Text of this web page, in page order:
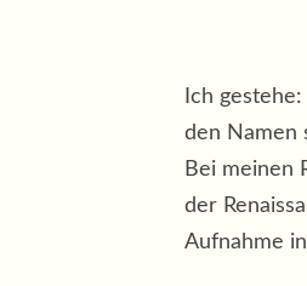
Ich
den Namen
Bei meinen
der
Aufnahme